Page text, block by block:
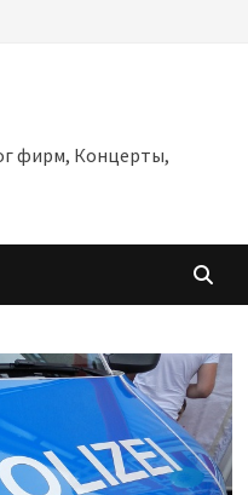
фирм, Концерты,